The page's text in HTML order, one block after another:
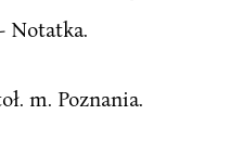
Notatka.
m. Poznania.